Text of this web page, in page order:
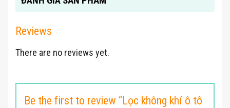
Reviews
There are no reviews yet.
Be the first to review “Lọc không khí ô tô